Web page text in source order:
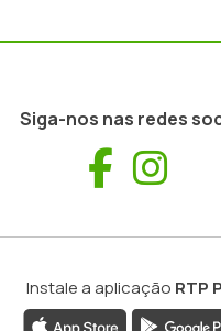
Siga-nos nas redes
Instale a aplicação RTP